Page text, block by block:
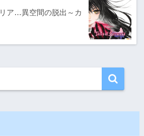
ア…異空間の脱出～カ